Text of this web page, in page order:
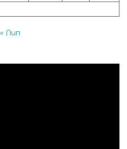
« Лип